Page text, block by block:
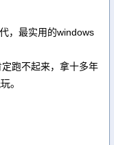
，最实用的windows
跑不起来，拿十多年
。